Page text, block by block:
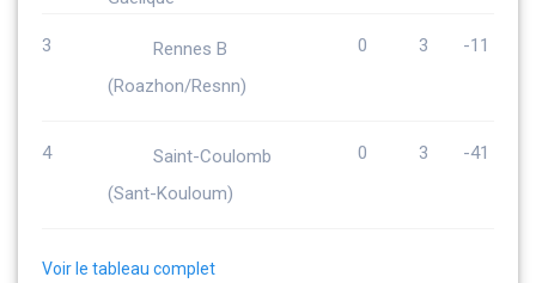
3
Rennes B
(Roazhon/Resnn)
0 3 -11
4
Saint-Coulomb
(Sant-Kouloum)
0 3 -41
Voir le tableau complet